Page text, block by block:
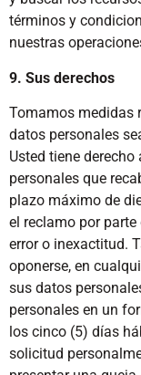
términos y
nuestras
9. Sus derechos
Tomamos medidas
datos personales
Usted tiene
personales que
plazo máximo de
el reclamo por
error o inexactitud.
oponerse, en
sus datos
personales en un
los cinco (5) días
solicitud